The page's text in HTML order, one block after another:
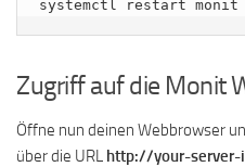
systemctl restart monit
Zugriff auf die Monit
Öffne nun deinen Webbrowser
über die URL http://your-server-